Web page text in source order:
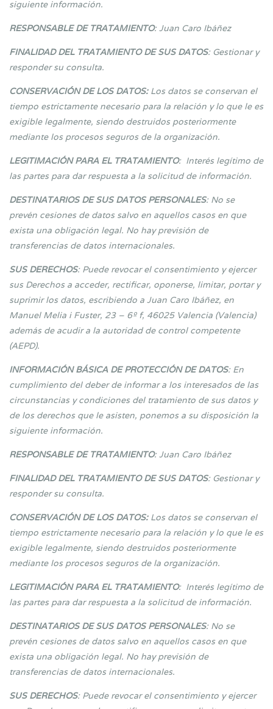
siguiente información.
RESPONSABLE DE TRATAMIENTO: Juan Caro Ibáñez
FINALIDAD DEL TRATAMIENTO DE SUS DATOS: Gestionar y
responder su consulta.
CONSERVACIÓN DE LOS DATOS: Los datos se conservan el
tiempo estrictamente necesario para la relación y lo que le es
exigible legalmente, siendo destruidos posteriormente
mediante los procesos seguros de la organización.
LEGITIMACIÓN PARA EL TRATAMIENTO: Interés legítimo de
las partes para dar respuesta a la solicitud de información.
DESTINATARIOS DE SUS DATOS PERSONALES: No se
prevén cesiones de datos salvo en aquellos casos en que
exista una obligación legal. No hay previsión de
transferencias de datos internacionales.
SUS DERECHOS: Puede revocar el consentimiento y ejercer
sus Derechos a acceder, rectificar, oponerse, limitar, portar y
suprimir los datos, escribiendo a Juan Caro Ibáñez, en
Manuel Melia i Fuster, 23 – 6º f, 46025 Valencia (Valencia)
además de acudir a la autoridad de control competente
(AEPD).
INFORMACIÓN BÁSICA DE PROTECCIÓN DE DATOS: En
cumplimiento del deber de informar a los interesados de las
circunstancias y condiciones del tratamiento de sus datos y
de los derechos que le asisten, ponemos a su disposición la
siguiente información.
RESPONSABLE DE TRATAMIENTO: Juan Caro Ibáñez
FINALIDAD DEL TRATAMIENTO DE SUS DATOS: Gestionar y
responder su consulta.
CONSERVACIÓN DE LOS DATOS: Los datos se conservan el
tiempo estrictamente necesario para la relación y lo que le es
exigible legalmente, siendo destruidos posteriormente
mediante los procesos seguros de la organización.
LEGITIMACIÓN PARA EL TRATAMIENTO: Interés legítimo de
las partes para dar respuesta a la solicitud de información.
DESTINATARIOS DE SUS DATOS PERSONALES: No se
prevén cesiones de datos salvo en aquellos casos en que
exista una obligación legal. No hay previsión de
transferencias de datos internacionales.
SUS DERECHOS: Puede revocar el consentimiento y ejercer